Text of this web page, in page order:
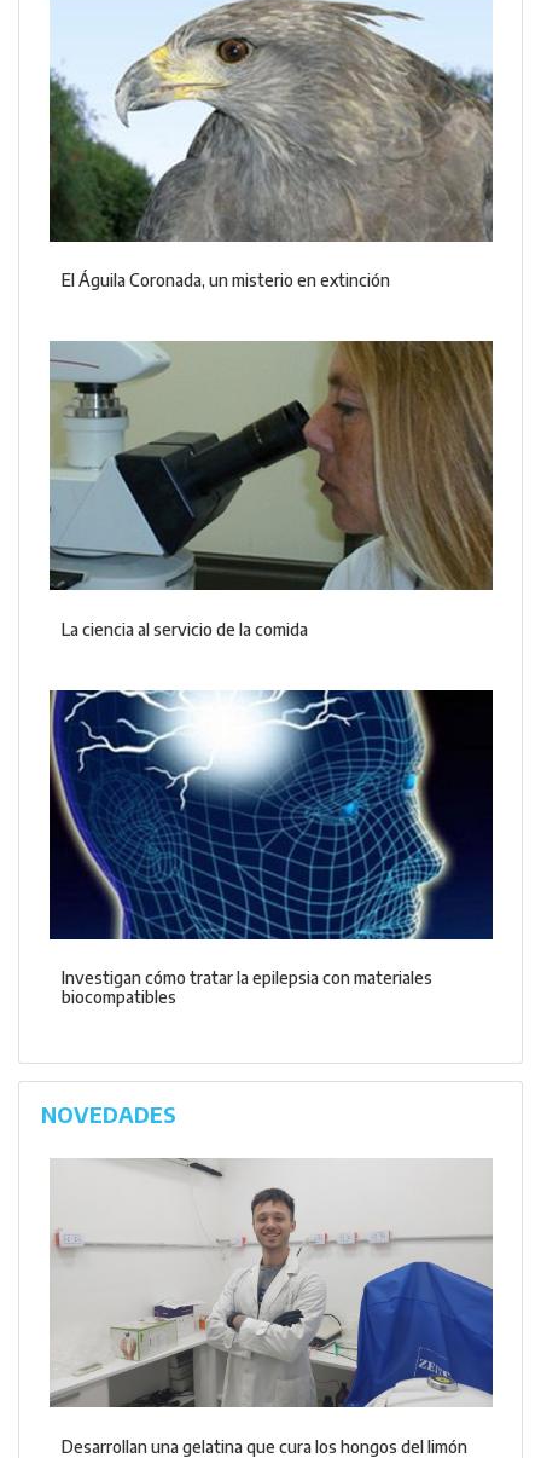
El Águila Coronada, un misterio en extinción
La ciencia al servicio de la comida
Investigan cómo tratar la epilepsia con materiales
biocompatibles
NOVEDADES
Desarrollan una gelatina que cura los hongos del limón